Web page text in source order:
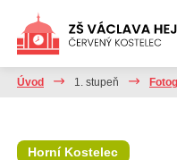
Úvod 1. stupeň
Horní Kostelec